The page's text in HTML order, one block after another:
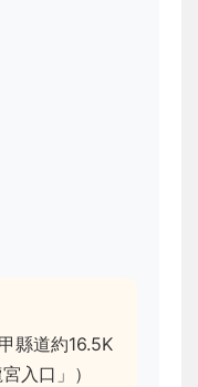
縣道約16.5K
入口」）